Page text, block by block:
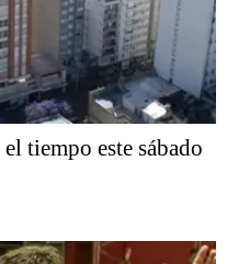
tiempo este sábado